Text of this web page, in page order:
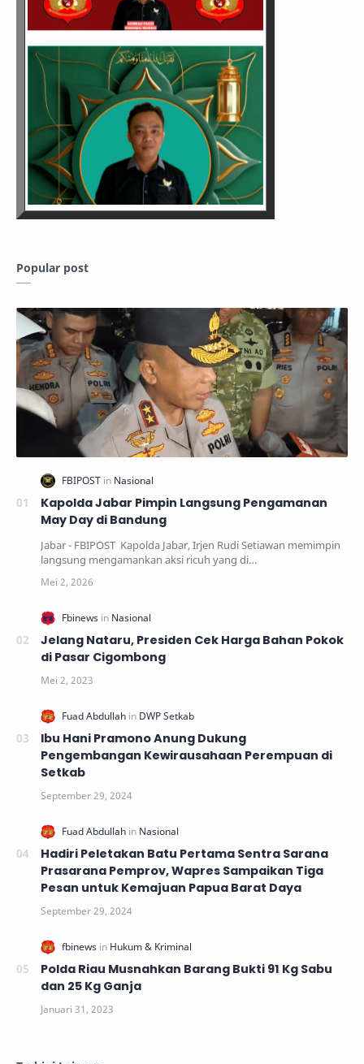
Popular post
Kapolda Jabar Pimpin Langsung Pengamanan
May Day di Bandung
Jabar - FBIPOST Kapolda Jabar, Irjen Rudi Setiawan memimpin
langsung mengamankan aksi ricuh yang di…
Jelang Nataru, Presiden Cek Harga Bahan Pokok
di Pasar Cigombong
Ibu Hani Pramono Anung Dukung
Pengembangan Kewirausahaan Perempuan di
Setkab
Hadiri Peletakan Batu Pertama Sentra Sarana
Prasarana Pemprov, Wapres Sampaikan Tiga
Pesan untuk Kemajuan Papua Barat Daya
Polda Riau Musnahkan Barang Bukti 91 Kg Sabu
dan 25 Kg Ganja